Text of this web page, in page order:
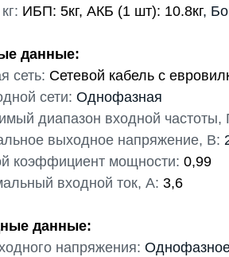
ИБП: 5кг, АКБ (1 шт): 10.8кг,
данные:
сеть: Сетевой кабель с
сети: Однофазная
диапазон входной частоты,
выходное напряжение, В:
коэффициент мощности: 0,99
входной ток, А: 3,6
данные:
напряжения: